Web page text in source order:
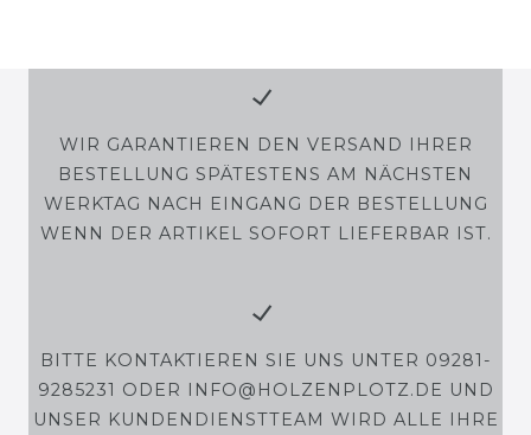
WIR GARANTIEREN DEN VERSAND IHRER
BESTELLUNG SPÄTESTENS AM NÄCHSTEN
WERKTAG NACH EINGANG DER BESTELLUNG
WENN DER ARTIKEL SOFORT LIEFERBAR IST.
BITTE KONTAKTIEREN SIE UNS UNTER 09281-
9285231 ODER INFO@HOLZENPLOTZ.DE UND
UNSER KUNDENDIENSTTEAM WIRD ALLE IHRE